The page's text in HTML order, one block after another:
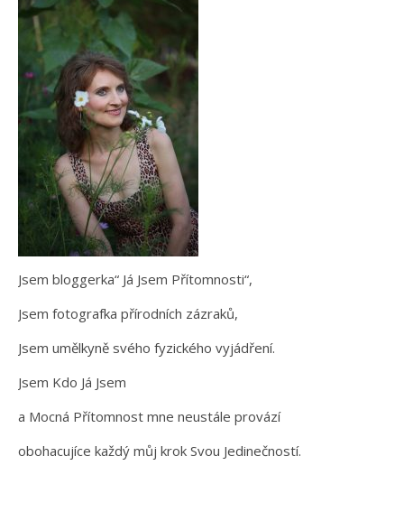
Jsem bloggerka“ Já Jsem Přítomnosti“,
Jsem fotografka přírodních zázraků,
Jsem umělkyně svého fyzického vyjádření.
Jsem Kdo Já Jsem
a Mocná Přítomnost mne neustále provází
obohacujíce každý můj krok Svou Jedinečností.